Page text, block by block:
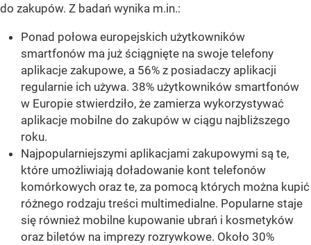
do zakupów. Z badań wynika m.in.:
Ponad połowa europejskich użytkowników
smartfonów ma już ściągnięte na swoje telefony
aplikacje zakupowe, a 56% z posiadaczy aplikacji
regularnie ich używa. 38% użytkowników smartfonów
w Europie stwierdziło, że zamierza wykorzystywać
aplikacje mobilne do zakupów w ciągu najbliższego
roku.
Najpopularniejszymi aplikacjami zakupowymi są te,
które umożliwiają doładowanie kont telefonów
komórkowych oraz te, za pomocą których można kupić
różnego rodzaju treści multimedialne. Popularne staje
się również mobilne kupowanie ubrań i kosmetyków
oraz biletów na imprezy rozrywkowe. Około 30%